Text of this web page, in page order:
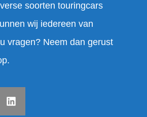
soorten touringcars
wij iedereen van
vragen? Neem dan gerust